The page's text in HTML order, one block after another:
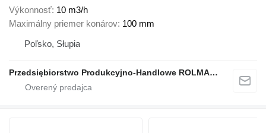
Výkonnosť 10 m3/h
Maximálny priemer konárov 100 mm
Poľsko, Słupia
Przedsiębiorstwo Produkcyjno-Handlowe ROLMAPOL Marcin Dziekan